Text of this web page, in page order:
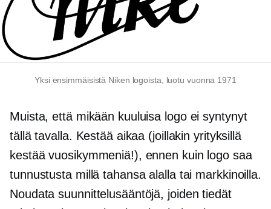
Yksi ensimmäisistä Niken logoista, luotu vuonna 1971
Muista, että mikään kuuluisa logo ei syntynyt
tällä tavalla. Kestää aikaa (joillakin yrityksillä
kestää vuosikymmeniä!), ennen kuin logo saa
tunnustusta millä tahansa alalla tai markkinoilla.
Noudata suunnittelusääntöjä, joiden tiedät